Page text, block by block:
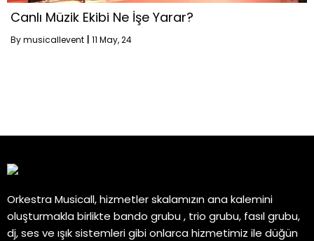
Canlı Müzik Ekibi Ne İşe Yarar?
Bymusicallevent 11 May, 24
Orkestra Musicall, hizmetler skalamızın ana kalemini
oluşturmakla birlikte bando grubu , trio grubu, fasıl grubu,
dj, ses ve ışık sistemleri gibi onlarca hizmetimiz ile düğün